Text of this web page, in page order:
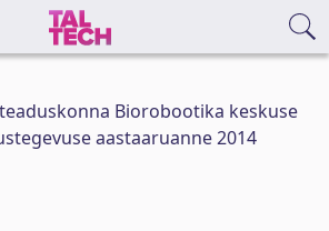
Biorobootika keskuse
aastaaruanne 2014